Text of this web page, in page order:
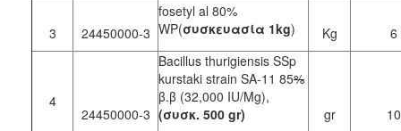
3 24450000-3
fosetyl al 80%
WP(συσκευασία 1kg) Kg 6
4
24450000-3
Bacillus thurigiensis SSp
kurstaki strain SA-11 85%
β.β (32,000 IU/Mg),
(συσκ. 500 gr) gr 10